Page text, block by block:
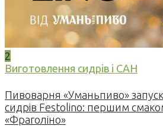
2
Виготовлення сидрів і САН
Пивоварня «Уманьпиво»
сидрів Festolino: першим
«Фраголіно»